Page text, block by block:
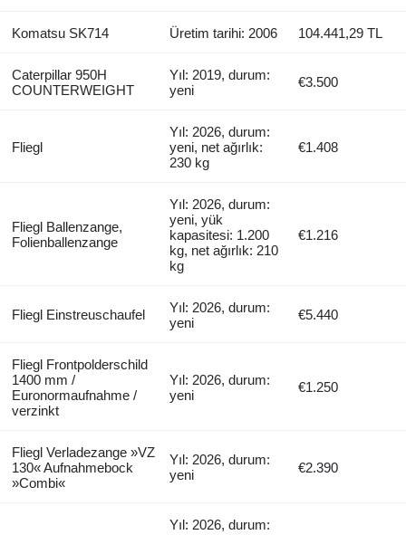
Komatsu SK714 Üretim tarihi: 2006 104.441,29 TL
Caterpillar 950H
COUNTERWEIGHT
Yıl: 2019, durum:
yeni
€3.500
Fliegl
Yıl: 2026, durum:
yeni, net ağırlık:
230 kg
€1.408
Fliegl Ballenzange,
Folienballenzange
Yıl: 2026, durum:
yeni, yük
kapasitesi: 1.200
kg, net ağırlık: 210
kg
€1.216
Fliegl Einstreuschaufel
Yıl: 2026, durum:
yeni
€5.440
Fliegl Frontpolderschild
1400 mm /
Euronormaufnahme /
verzinkt
Yıl: 2026, durum:
yeni
€1.250
Fliegl Verladezange »VZ
130« Aufnahmebock
»Combi«
Yıl: 2026, durum:
yeni
€2.390
Yıl: 2026, durum: